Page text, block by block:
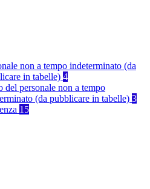
non a tempo indeterminato (da
in tabelle) 4
del personale non a tempo
(da pubblicare in tabelle) 3
15